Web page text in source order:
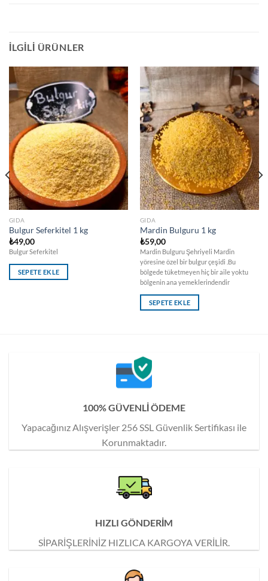
İLGILI ÜRÜNLER
GIDA
Bulgur Seferkitel 1 kg
₺49,00
Bulgur Seferkitel
SEPETE EKLE
GIDA
Mardin Bulguru 1 kg
₺59,00
Mardin Bulguru Şehriyeli Mardin
yöresine özel bir bulgur çeşidi .Bu
bölgede tüketmeyen hiç bir aile yoktu
bölgenin ana yemeklerindendir
SEPETE EKLE
100% GÜVENLİ ÖDEME
Yapacağınız Alışverişler 256 SSL Güvenlik Sertifikası ile
Korunmaktadır.
HIZLI GÖNDERİM
SİPARİŞLERİNİZ HIZLICA KARGOYA VERİLİR.